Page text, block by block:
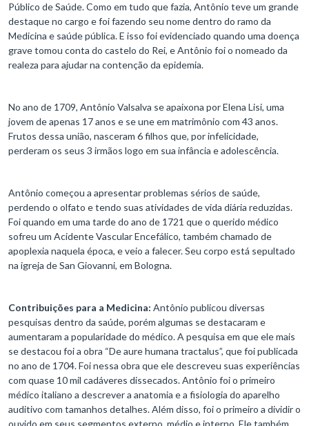
Público de Saúde. Como em tudo que fazia, Antônio teve um grande
destaque no cargo e foi fazendo seu nome dentro do ramo da
Medicina e saúde pública. E isso foi evidenciado quando uma doença
grave tomou conta do castelo do Rei, e Antônio foi o nomeado da
realeza para ajudar na contenção da epidemia.
No ano de 1709, Antônio Valsalva se apaixona por Elena Lisi, uma
jovem de apenas 17 anos e se une em matrimônio com 43 anos.
Frutos dessa união, nasceram 6 filhos que, por infelicidade,
perderam os seus 3 irmãos logo em sua infância e adolescência.
Antônio começou a apresentar problemas sérios de saúde,
perdendo o olfato e tendo suas atividades de vida diária reduzidas.
Foi quando em uma tarde do ano de 1721 que o querido médico
sofreu um Acidente Vascular Encefálico, também chamado de
apoplexia naquela época, e veio a falecer. Seu corpo está sepultado
na igreja de San Giovanni, em Bologna.
Contribuições para a Medicina: Antônio publicou diversas
pesquisas dentro da saúde, porém algumas se destacaram e
aumentaram a popularidade do médico. A pesquisa em que ele mais
se destacou foi a obra “De aure humana tractalus”, que foi publicada
no ano de 1704. Foi nessa obra que ele descreveu suas experiências
com quase 10 mil cadáveres dissecados. Antônio foi o primeiro
médico italiano a descrever a anatomia e a fisiologia do aparelho
auditivo com tamanhos detalhes. Além disso, foi o primeiro a dividir o